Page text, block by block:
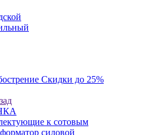
Скидки до 25%
к сотовым
силовой